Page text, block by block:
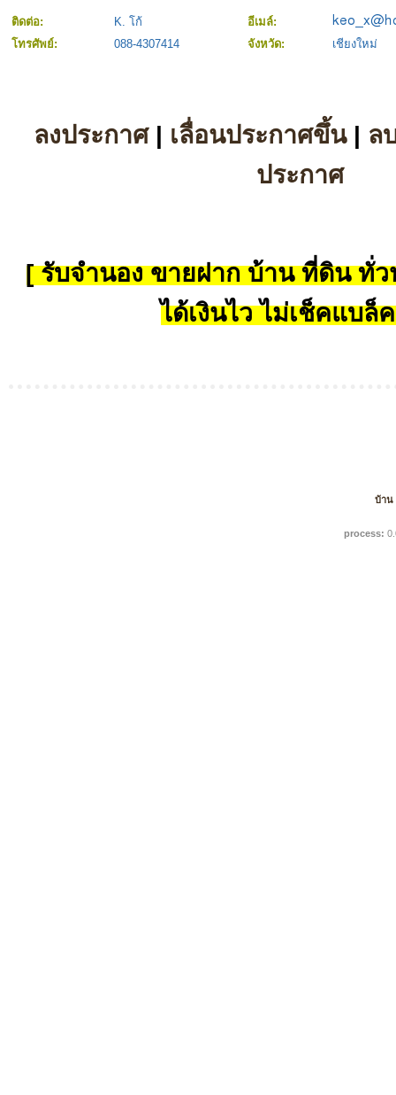
ติดต่อ: K. โก้
อีเมล์:
โทรศัพย์:
088-4307414 จังหวัด: เชียงใหม่
ลงประกาศ| เลื่อนประกาศขึ้น| ล
ประกาศ
[ รับจำนอง ขายฝาก บ้าน ที่ดิน ทั่ว
ได้เงินไว ไม่เช็คแบล็
บ้าน
process: